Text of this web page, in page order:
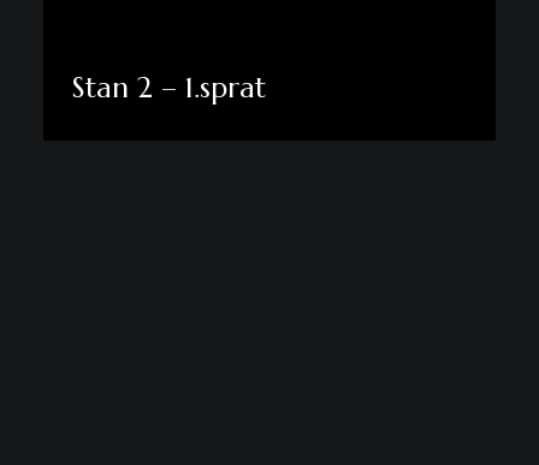
Stan 2 – 1.sprat
Pogledaj više